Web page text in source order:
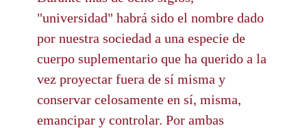
"universidad" habrá sido el nombre dado
por nuestra sociedad a una especie de
cuerpo suplementario que ha querido a la
vez proyectar fuera de sí misma y
conservar celosamente en sí, misma,
emancipar y controlar. Por ambas